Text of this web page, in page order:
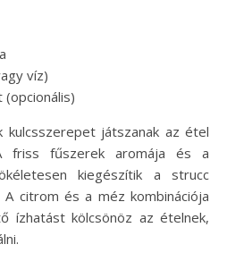
víz)
(opcionális)
játszanak az étel
friss fűszerek aromája és a
kiegészítik a strucc
citrom és a méz kombinációja
ízhatást kölcsönöz az ételnek,